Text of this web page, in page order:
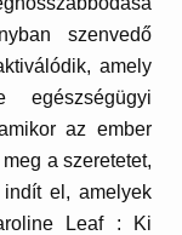
szenvedő
amely
egészségügyi
az ember
a szeretetet,
el, amelyek
Leaf : Ki